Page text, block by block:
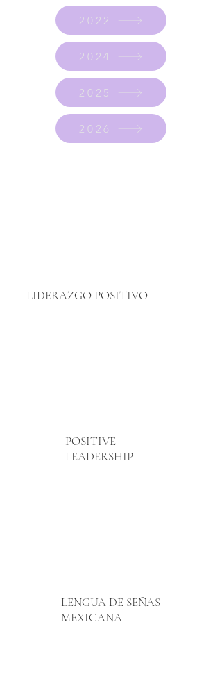
2022
2024
2025
2026
LIDERAZGO POSITIVO
POSITIVE
LEADERSHIP
LENGUA DE SEÑAS
MEXICANA